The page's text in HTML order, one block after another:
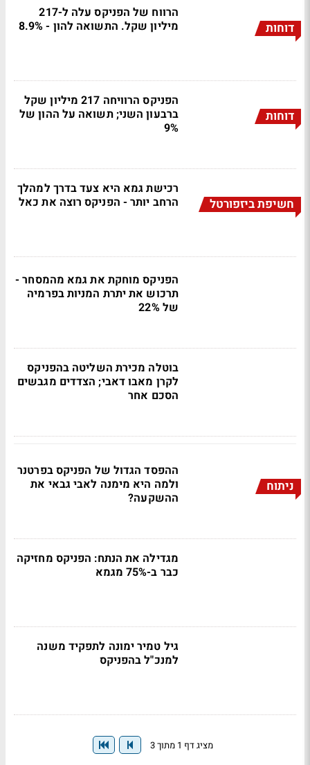
דוחות
הרווח של הפניקס עלה ל-217
מיליון שקל. התשואה להון - 8.9%
דוחות
הפניקס הרוויחה 217 מיליון שקל
ברבעון השני; תשואה על ההון של
9%
חשיפת ביזפורטל
רכישת גמא היא צעד בדרך למהלך
הרחב יותר - הפניקס רוצה את כאל
הפניקס מוחקת את גמא מהמסחר -
תרכוש את יתרת המניות בפרמיה
של 22%
בוטלה מכירת השליטה בהפניקס
לקרן מאבו דאבי; הצדדים מגבשים
הסכם אחר
ניתוח
ההפסד הגדול של הפניקס בפרטנר
ולמה היא מימנה לאבי גבאי את
ההשקעה?
מגדילה את הנתח: הפניקס מחזיקה
כבר ב-75% מגמא
גיל טמיר ימונה לתפקיד משנה
למנכ"ל בהפניקס
מציג דף 1 מתוך 3